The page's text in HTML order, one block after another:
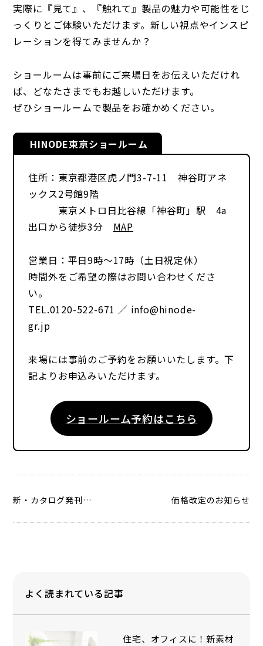
実際に『見て』、『触れて』製品の魅力や可能性をじ
っくりとご体験いただけます。新しい視点やインスピ
レーションを得てみませんか？
ショールームは事前にご来場日をお伝えいただけれ
ば、どなたさまでもお越しいただけます。
ぜひショールームで製品をお確かめください。
HINODE東京ショールーム
住所：東京都港区虎ノ門3-7-11 神谷町アネ
ックス2号館9階
東京メトロ日比谷線「神谷町」駅 4a
出口から徒歩3分 MAP
営業日：平日9時～17時（土日祝定休）
時間外をご希望の際はお問い合わせくださ
い。
TEL.0120-522-671 ／ info@hinode-
gr.jp
来場には事前のご予約をお願いいたします。下
記よりお申込みいただけます。
ショールーム予約はこちら
新・カタログ発刊！空間を彩る３つのカテゴリーとは？ 価格改定のお知らせ
よく読まれている記事
住宅、オフィスに！新素材